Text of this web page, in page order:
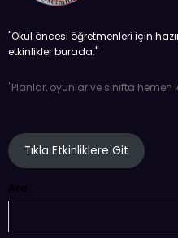
''Okul öncesi öğretmenleri için
etkinlikler burada.''
''Planlar, oyunlar ve sınıfta
Tıkla Etkinliklere Git
Ara